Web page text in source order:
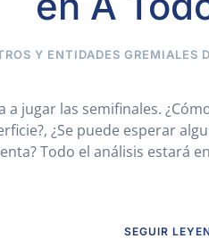
Y ENTIDADES GREMIALES
a jugar las semifinales.
¿Se puede esperar
Todo el análisis estará
SEGUIR